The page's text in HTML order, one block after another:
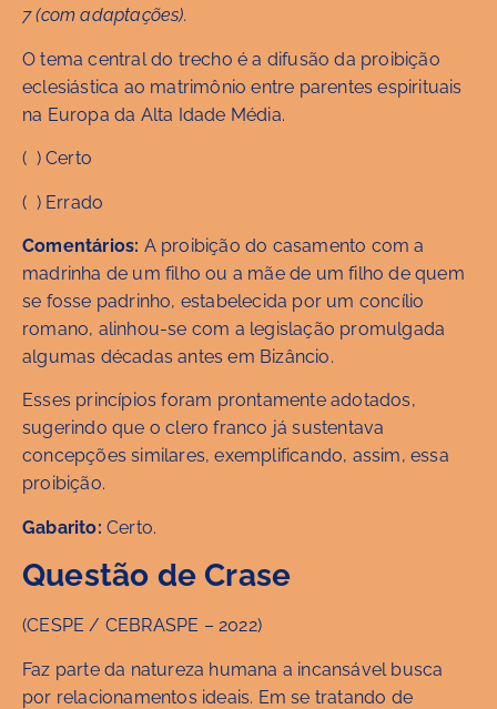
7 (com adaptações).
O tema central do trecho é a difusão da proibição
eclesiástica ao matrimônio entre parentes espirituais
na Europa da Alta Idade Média.
( ) Certo
( ) Errado
Comentários: A proibição do casamento com a
madrinha de um filho ou a mãe de um filho de quem
se fosse padrinho, estabelecida por um concílio
romano, alinhou-se com a legislação promulgada
algumas décadas antes em Bizâncio.
Esses princípios foram prontamente adotados,
sugerindo que o clero franco já sustentava
concepções similares, exemplificando, assim, essa
proibição.
Gabarito: Certo.
Questão de Crase
(CESPE / CEBRASPE – 2022)
Faz parte da natureza humana a incansável busca
por relacionamentos ideais. Em se tratando de